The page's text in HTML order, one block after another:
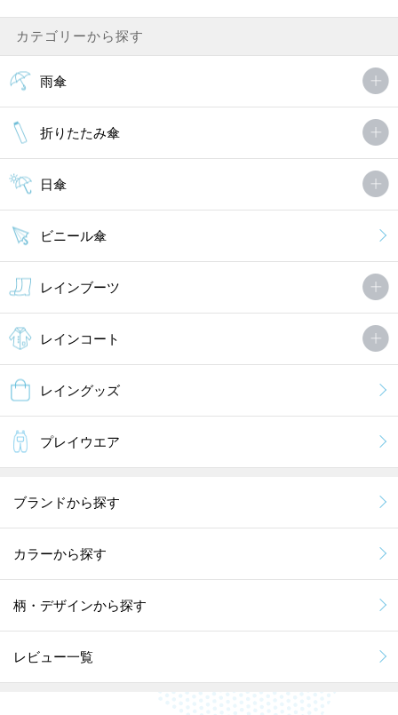
カテゴリーから探す
雨傘
折りたたみ傘
日傘
ビニール傘
レインブーツ
レインコート
レイングッズ
プレイウエア
ブランドから探す
カラーから探す
柄・デザインから探す
レビュー一覧